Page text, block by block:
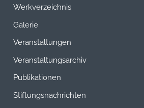
Werkverzeichnis
Galerie
Veranstaltungen
Veranstaltungsarchiv
Publikationen
Stiftungsnachrichten